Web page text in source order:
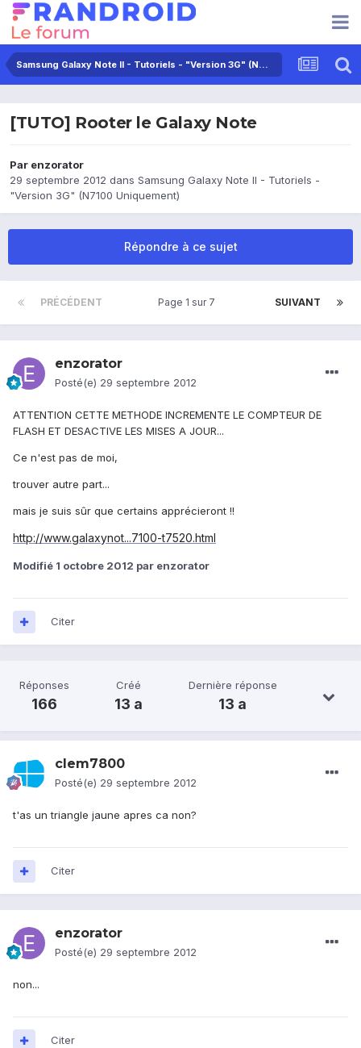
Samsung Galaxy Note II - Tutoriels - "Version 3G" (N7100 Uniquement)
[TUTO] Rooter le Galaxy Note
Par enzorator
29 septembre 2012 dans Samsung Galaxy Note II - Tutoriels -
"Version 3G" (N7100 Uniquement)
Répondre à ce sujet
PRÉCÉDENT SUIVANT
Page 1 sur 7
enzorator
Posté(e) 29 septembre 2012
ATTENTION CETTE METHODE INCREMENTE LE COMPTEUR DE
FLASH ET DESACTIVE LES MISES A JOUR...
Ce n'est pas de moi,
trouver autre part...
mais je suis sûr que certains apprécieront !!
http://www.galaxynot...7100-t7520.html
Modifié 1 octobre 2012 par enzorator
Citer
Réponses
166
Créé
13 a
Dernière réponse
13 a
clem7800
Posté(e) 29 septembre 2012
t'as un triangle jaune apres ca non?
Citer
enzorator
Posté(e) 29 septembre 2012
non...
Citer